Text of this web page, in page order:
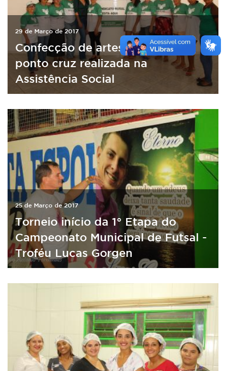
29 de Março de 2017
Confecção de artesanato em
ponto cruz realizada na
Assistência Social
25 de Março de 2017
Torneio início da 1° Etapa do
Campeonato Municipal de Futsal -
Troféu Lucas Gorgen